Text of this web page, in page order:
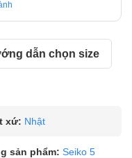
dẫn chọn size
xứ: Nhật
sản phẩm: Seiko 5